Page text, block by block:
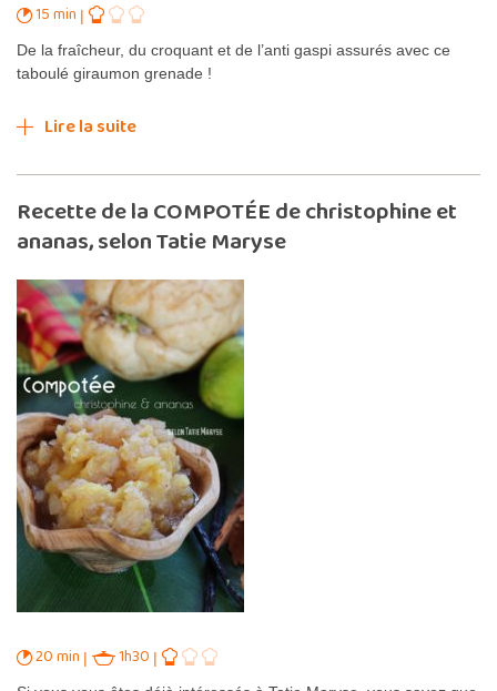
15 min
De la fraîcheur, du croquant et de l’anti gaspi assurés avec ce
taboulé giraumon grenade !
Lire la suite
Recette de la COMPOTÉE de christophine et
ananas, selon Tatie Maryse
20 min 1h30